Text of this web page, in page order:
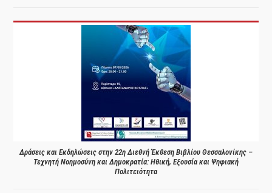
Δράσεις και Εκδηλώσεις στην 22η Διεθνή Έκθεση Βιβλίου Θεσσαλονίκης –
Τεχνητή Νοημοσύνη και Δημοκρατία: Ηθική, Εξουσία και Ψηφιακή
Πολιτειότητα